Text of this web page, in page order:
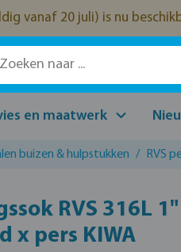
vanaf 20 juli) is nu
en maatwerk
buizen & hulpstukken / RVS
RVS 316L
x pers KIWA